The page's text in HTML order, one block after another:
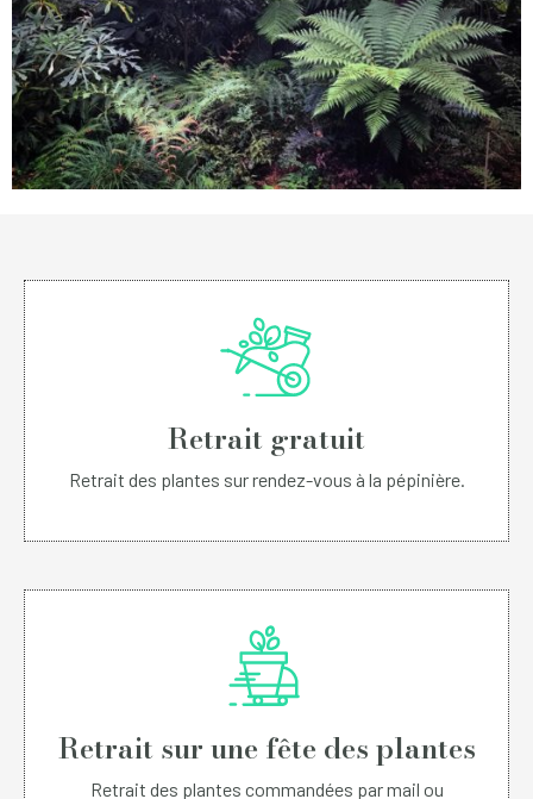
Retrait gratuit
Retrait des plantes sur rendez-vous à la pépinière.
Retrait sur une fête des plantes
Retrait des plantes commandées par mail ou